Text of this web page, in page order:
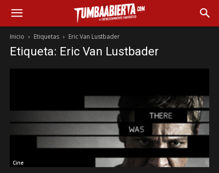
Inicio Etiquetas Eric Van Lustbader
Etiqueta: Eric Van Lustbader
Cine